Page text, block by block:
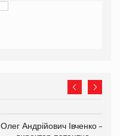
Олег Андрійович Івченко —